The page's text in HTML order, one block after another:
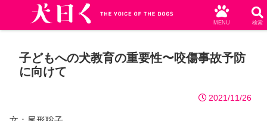
子どもへの犬教育の重要性〜咬傷事故予防
に向けて
2021/11/26
MENU 検索